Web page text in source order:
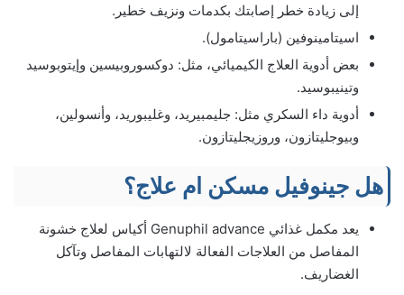
إلى زيادة خطر إصابتك بكدمات ونزيف خطير.
اسيتامينوفين (باراسيتامول).
بعض أدوية العلاج الكيميائي، مثل: دوكسوروبيسين وإيتوبوسيد
وتينيبوسيد.
أدوية داء السكري مثل: جليمبيريد، وغليبوريد، وأنسولين،
وبيوجليتازون، وروزيجليتازون.
هل جينوفيل مسكن ام علاج؟
يعد مكمل غذائي Genuphil advance أكياس لعلاج خشونة
المفاصل من العلاجات الفعالة لالتهابات المفاصل وتآكل
الغضاريف.